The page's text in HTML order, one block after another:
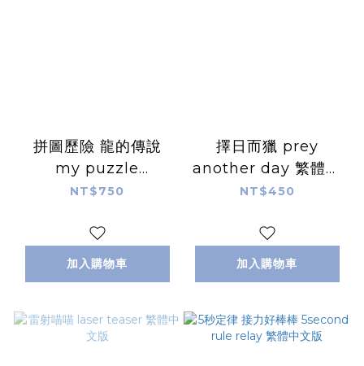
拼圖歷險 龍的傳說
my puzzle
adventure dragon
NT$750
加入購物車
擇日而獵 prey
another day 繁體中
文版
NT$450
加入購物車